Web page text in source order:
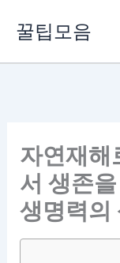
꿀팁모음
자연재해
서 생존
생명력의